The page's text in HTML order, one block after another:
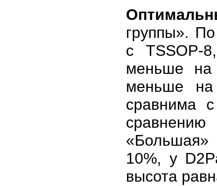
группы».
с TSSOP-
меньше
меньше
сравнима
«Большая»
10%, у
высота